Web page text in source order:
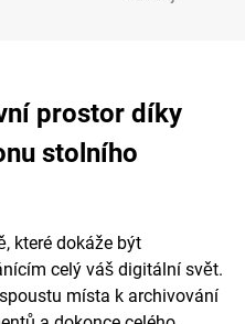
prostor díky
stolního
které dokáže být
celý váš digitální svět.
místa k archivování